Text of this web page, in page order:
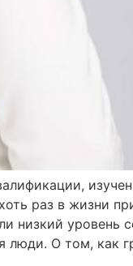
раз в жизни
низкий уровень
люди. О том, как